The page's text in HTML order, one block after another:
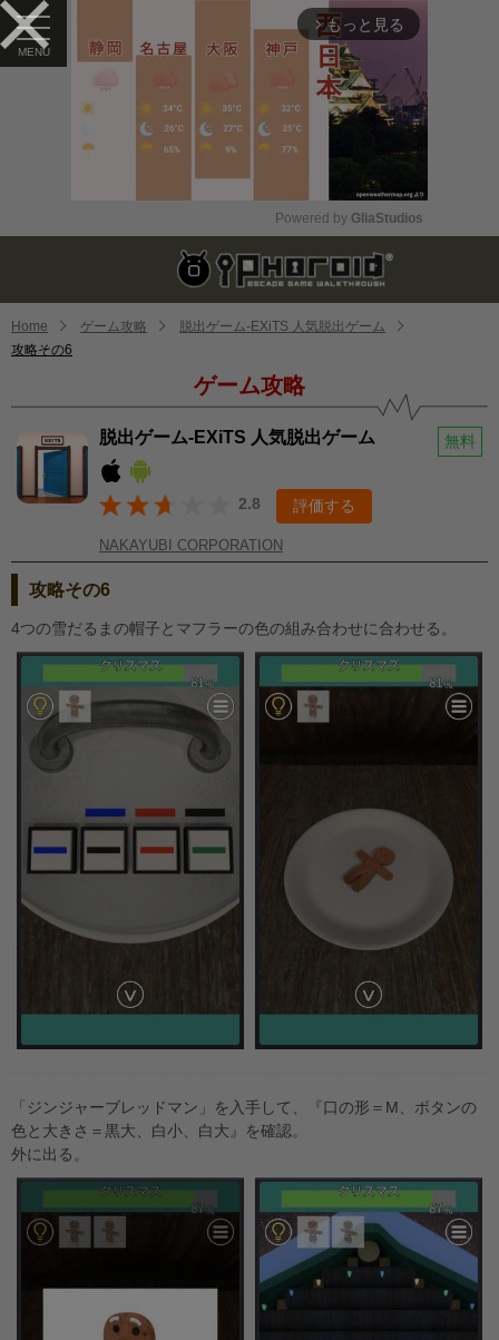
arrow_forward_ios もっと見る
Mute
Powered by GliaStudios
Home ゲーム攻略
脱出ゲーム-EXiTS 人気脱出ゲーム
攻略その6
ゲーム攻略
脱出ゲーム-EXiTS 人気脱出ゲーム 無料
2.8 評価する
NAKAYUBI CORPORATION
攻略その6
4つの雪だるまの帽子とマフラーの色の組み合わせに合わせる。
「ジンジャーブレッドマン」を入手して、『口の形＝M、ボタンの
色と大きさ＝黒大、白小、白大』を確認。
外に出る。